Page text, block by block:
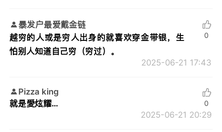
暴发户最爱戴金链
越穷的人或是穷人出身的就喜欢穿金带银，生
怕别人知道自己穷（穷过）。
2025-06-21 17:43
0
Pizza king
就是愛炫耀…
2025-06-21 20:29
0